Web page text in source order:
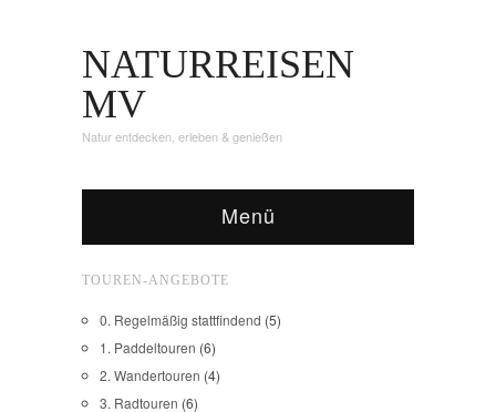
NATURREISEN
MV
Natur entdecken, erleben & genießen
Menü
TOUREN-ANGEBOTE
0. Regelmäßig stattfindend (5)
1. Paddeltouren (6)
2. Wandertouren (4)
3. Radtouren (6)